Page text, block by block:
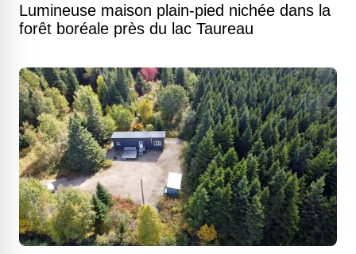
Lumineuse maison plain-pied nichée dans la
forêt boréale près du lac Taureau